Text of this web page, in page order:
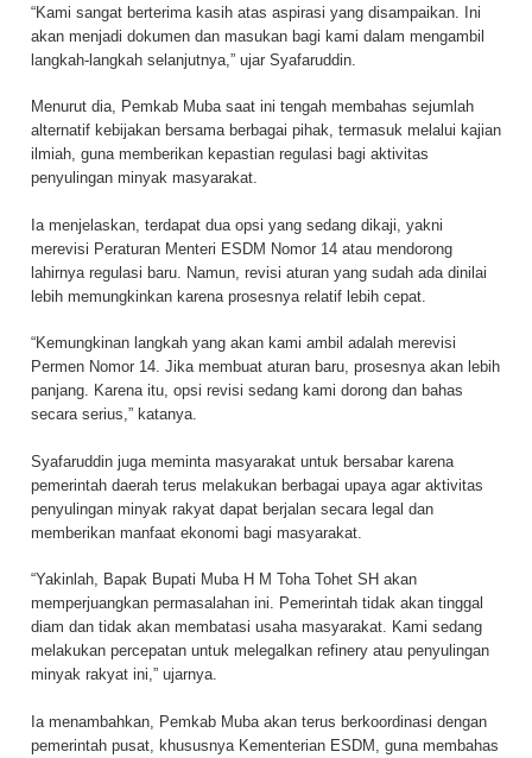
“Kami sangat berterima kasih atas aspirasi yang disampaikan. Ini
akan menjadi dokumen dan masukan bagi kami dalam mengambil
langkah-langkah selanjutnya,” ujar Syafaruddin.
Menurut dia, Pemkab Muba saat ini tengah membahas sejumlah
alternatif kebijakan bersama berbagai pihak, termasuk melalui kajian
ilmiah, guna memberikan kepastian regulasi bagi aktivitas
penyulingan minyak masyarakat.
Ia menjelaskan, terdapat dua opsi yang sedang dikaji, yakni
merevisi Peraturan Menteri ESDM Nomor 14 atau mendorong
lahirnya regulasi baru. Namun, revisi aturan yang sudah ada dinilai
lebih memungkinkan karena prosesnya relatif lebih cepat.
“Kemungkinan langkah yang akan kami ambil adalah merevisi
Permen Nomor 14. Jika membuat aturan baru, prosesnya akan lebih
panjang. Karena itu, opsi revisi sedang kami dorong dan bahas
secara serius,” katanya.
Syafaruddin juga meminta masyarakat untuk bersabar karena
pemerintah daerah terus melakukan berbagai upaya agar aktivitas
penyulingan minyak rakyat dapat berjalan secara legal dan
memberikan manfaat ekonomi bagi masyarakat.
“Yakinlah, Bapak Bupati Muba H M Toha Tohet SH akan
memperjuangkan permasalahan ini. Pemerintah tidak akan tinggal
diam dan tidak akan membatasi usaha masyarakat. Kami sedang
melakukan percepatan untuk melegalkan refinery atau penyulingan
minyak rakyat ini,” ujarnya.
Ia menambahkan, Pemkab Muba akan terus berkoordinasi dengan
pemerintah pusat, khususnya Kementerian ESDM, guna membahas